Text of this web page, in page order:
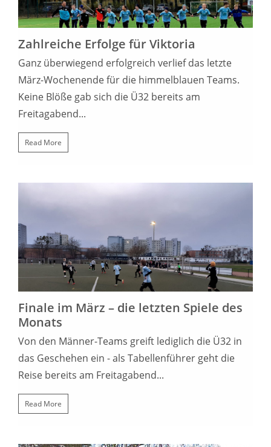
26. MÄRZ 2023
Zahlreiche Erfolge für Viktoria
Ganz überwiegend erfolgreich verlief das letzte
März-Wochenende für die himmelblauen Teams.
Keine Blöße gab sich die Ü32 bereits am
Freitagabend...
Read More
24. MÄRZ 2023
Finale im März – die letzten Spiele des
Monats
Von den Männer-Teams greift lediglich die Ü32 in
das Geschehen ein - als Tabellenführer geht die
Reise bereits am Freitagabend...
Read More